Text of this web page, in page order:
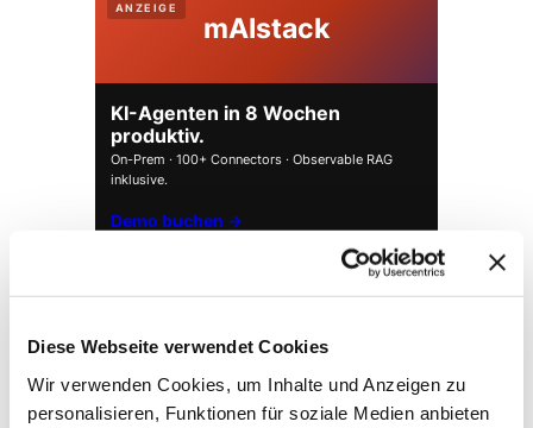
Diese Webseite verwendet Cookies
Wir verwenden Cookies, um Inhalte und Anzeigen zu
personalisieren, Funktionen für soziale Medien anbieten
ANZEIGE
mAIstack
KI-Agenten in 8 Wochen
produktiv.
On-Prem · 100+ Connectors · Observable RAG
inklusive.
Demo buchen →